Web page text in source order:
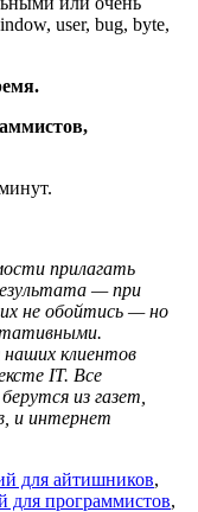
user, bug, byte,
прилагать
— при
не обойтись — но
наших клиентов
IT. Все
из газет,
и интернет
для айтишников,
для программистов,